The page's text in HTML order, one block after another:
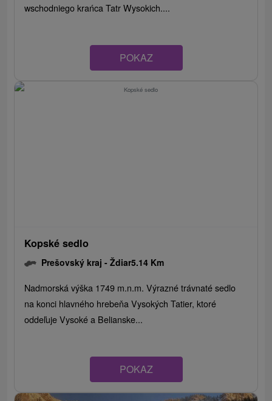
wschodniego krańca Tatr Wysokich....
POKAZ
Kopské sedlo
Prešovský kraj -Ždiar5.14 Km
Nadmorská výška 1749 m.n.m. Výrazné trávnaté sedlo
na konci hlavného hrebeňa Vysokých Tatier, ktoré
oddeľuje Vysoké a Belianske...
POKAZ